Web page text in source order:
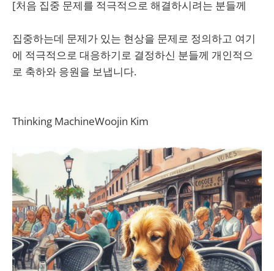
[처음 집중 문제를 적극적으로 해결하시려는 분들께
집중하는데 문제가 있는 현상을 문제로 정의하고 여기
에 적극적으로 대응하기로 결정하신 분들께 개인적으
로 축하와 응원을 보냅니다.
Thinking MachineWoojin Kim